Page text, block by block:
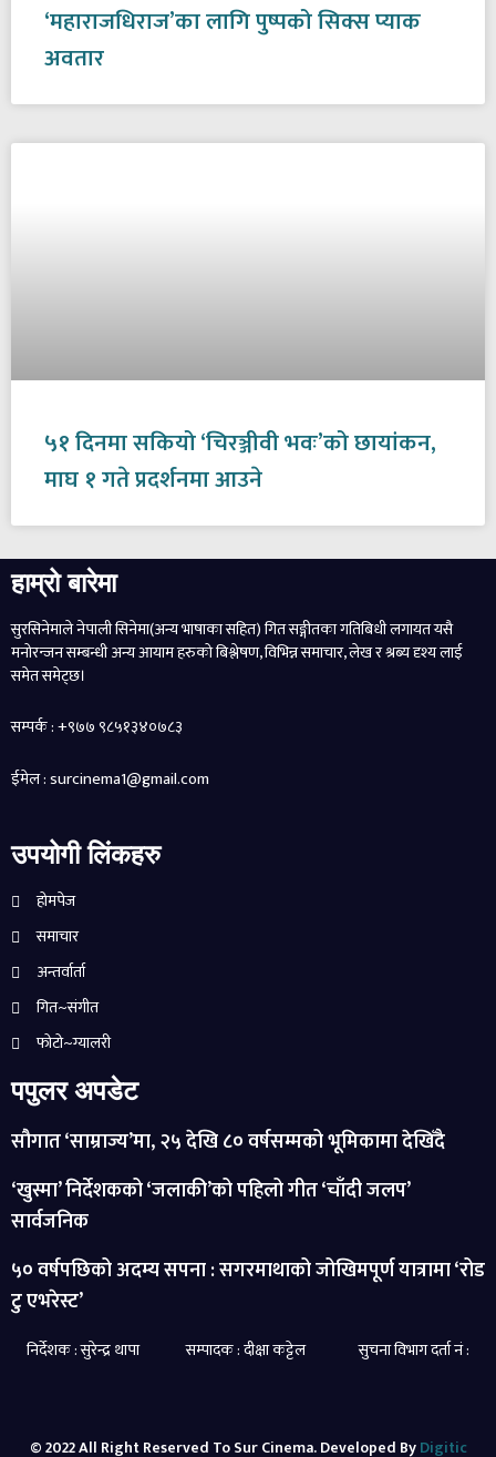
‘महाराजधिराज’का लागि पुष्पको सिक्स प्याक
अवतार
५१ दिनमा सकियो ‘चिरञ्जीवी भवः’को छायांकन,
माघ १ गते प्रदर्शनमा आउने
हाम्रो बारेमा
सुरसिनेमाले नेपाली सिनेमा(अन्य भाषाका सहित) गित सङ्गीतका गतिबिधी लगायत यसै
मनोरन्जन सम्बन्धी अन्य आयाम हरुको बिश्लेषण, विभिन्न समाचार, लेख र श्रब्य दृश्य लाई
समेत समेट्छ।
सम्पर्क : +९७७ ९८५१३४०७८३
ईमेल : surcinema1@gmail.com
उपयोगी लिंकहरु
होमपेज
समाचार
अन्तर्वार्ता
गित~संगीत
फोटो~ग्यालरी
पपुलर अपडेट
सौगात ‘साम्राज्य’मा, २५ देखि ८० वर्षसम्मको भूमिकामा देखिँदै
‘खुस्मा’ निर्देशकको ‘जलाकी’को पहिलो गीत ‘चाँदी जलप’
सार्वजनिक
५० वर्षपछिको अदम्य सपना : सगरमाथाको जोखिमपूर्ण यात्रामा ‘रोड
टु एभरेस्ट’
निर्देशक : सुरेन्द्र थापा सम्पादक : दीक्षा कट्टेल सुचना विभाग दर्ता नं :
© 2022 All Right Reserved To Sur Cinema. Developed ByDigitic